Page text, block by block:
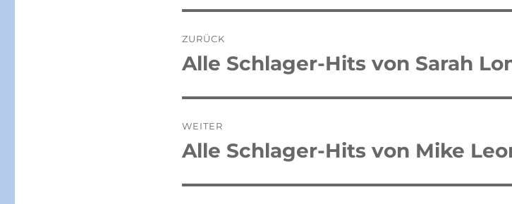
ZURÜCK
Vorheriger
Alle Schlager-Hits von Sarah
WEITER
Nächster
Alle Schlager-Hits von Mike